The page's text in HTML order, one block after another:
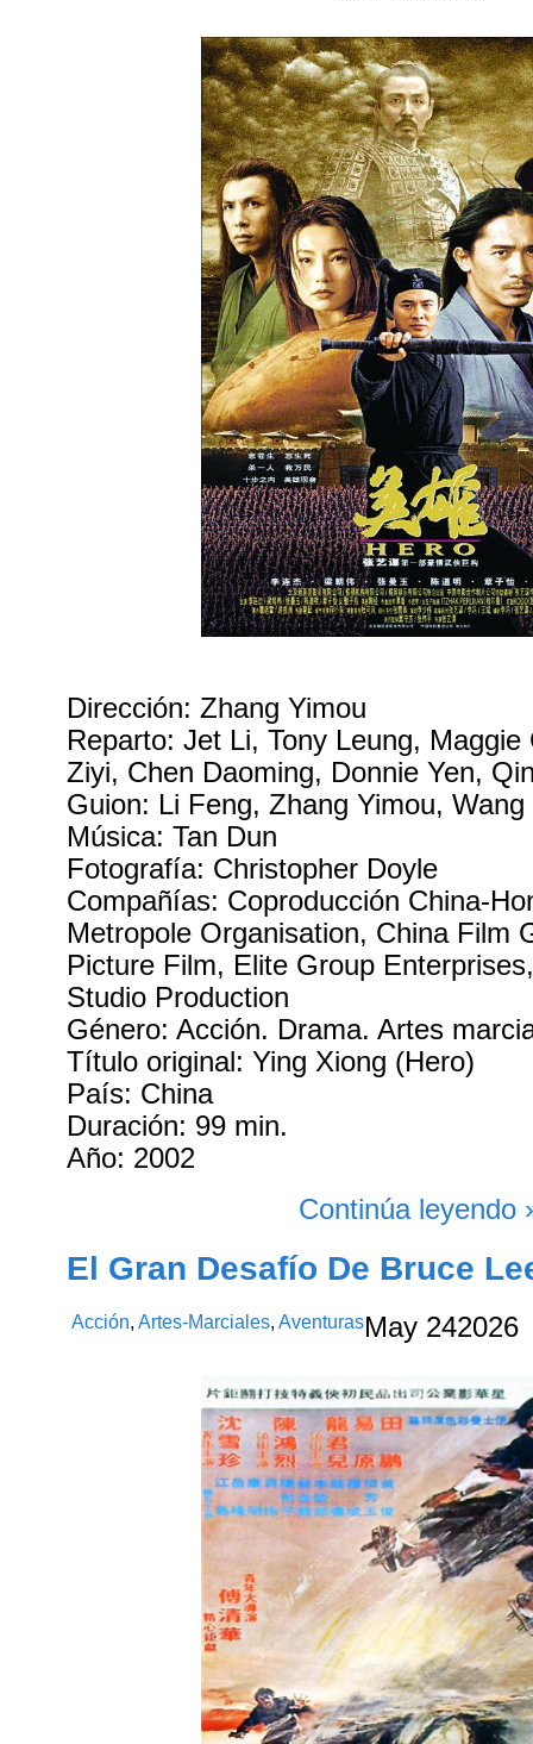
Dirección: Zhang Yimou
Reparto: Jet Li, Tony Leung, Maggie
Ziyi, Chen Daoming, Donnie Yen,
Guion: Li Feng, Zhang Yimou, Wang
Música: Tan Dun
Fotografía: Christopher Doyle
Compañías: Coproducción China-
Metropole Organisation, China Film
Picture Film, Elite Group
Studio Production
Género: Acción. Drama. Artes
Título original: Ying Xiong (Hero)
País: China
Duración: 99 min.
Año: 2002
Continúa leyendo
El Gran Desafío De Bruce
Acción,Artes-Marciales,AventurasMay 242026